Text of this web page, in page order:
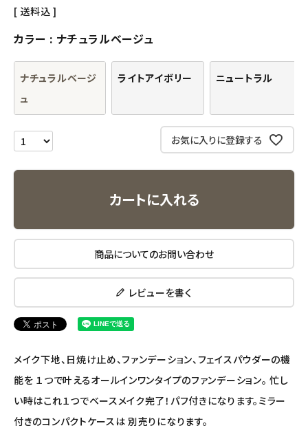
ブランド
定期購入
オリジナルブランド
ナチュラムーン
エコリュクス
コラム・スタッフのおすすめ
ご利用ガイド等
アカウント情報
送料込
カラー ナチュラルベージュ
ナチュラルベージ
ュ
ライトアイボリー ニュートラル
お気に入りに登録する
カートに入れる
商品についてのお問い合わせ
レビューを書く
メイク下地、日焼け止め、ファンデーション、フェイスパウダーの機
能を １つで叶えるオールインワンタイプのファンデーション。 忙し
い時はこれ１つでベースメイク完了！パフ付きになります。ミラー
付きのコンパクトケースは 別売りになります。